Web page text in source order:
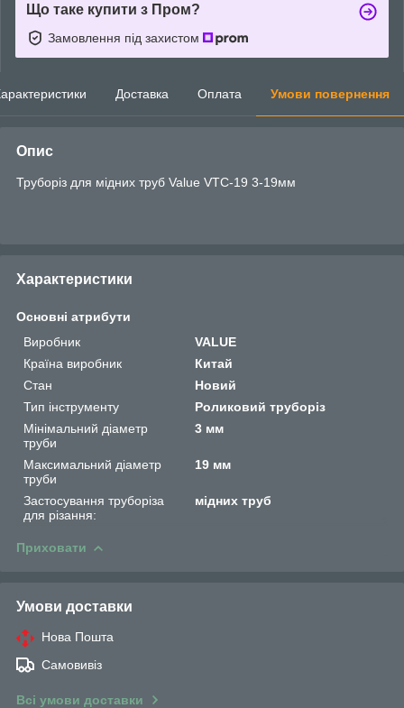
Що таке купити з Пром?
Замовлення під захистом
Доставка Оплата Умови повернення
Опис
Труборіз для мідних труб Value VTC-19 3-19мм
Характеристики
Основні атрибути
Виробник
VALUE
Країна виробник
Китай
Стан
Новий
Тип інструменту
Роликовий труборіз
Мінімальний діаметр
труби
3 мм
Максимальний діаметр
труби
19 мм
Застосування труборіза
для різання:
мідних труб
Приховати
Умови доставки
Нова Пошта
Самовивіз
Всі умови доставки